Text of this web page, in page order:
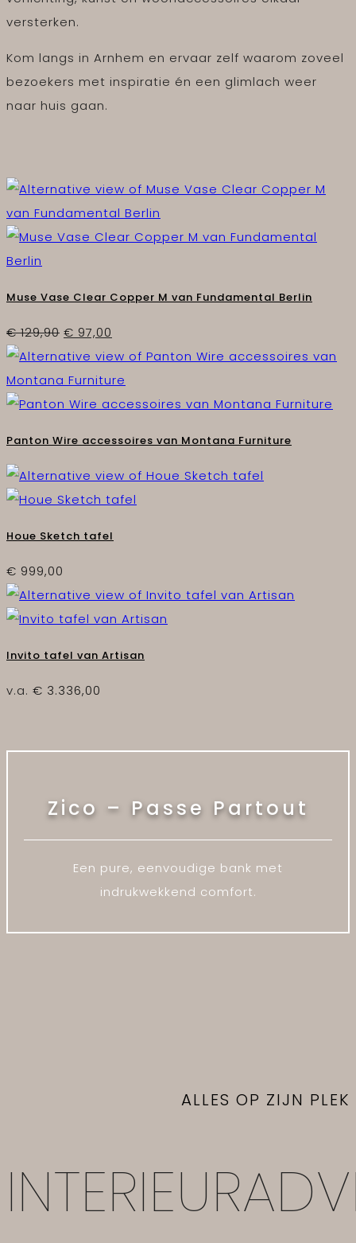
versterken.
Kom langs in Arnhem en ervaar zelf waarom zoveel
bezoekers met inspiratie én een glimlach weer
naar huis gaan.
Muse Vase Clear Copper M van Fundamental Berlin
€129,90 Oorspronkelijke
prijs
was:
€ 129,90.
€ 97,00
prijs
is:
€ 97,00.
Panton Wire accessoires van Montana Furniture
Houe Sketch tafel
€ 999,00
Invito tafel van Artisan
v.a. € 3.336,00
Zico – Passe Partout
Een pure, eenvoudige bank met
indrukwekkend comfort.
ALLES OP ZIJN PLEK